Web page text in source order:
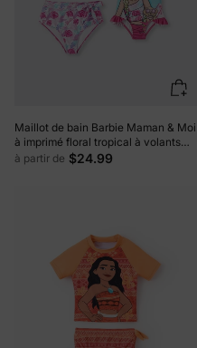
Maillot de bain Barbie Maman & Moi
à imprimé floral tropical à volants
Rose vif
à partir de $24.99